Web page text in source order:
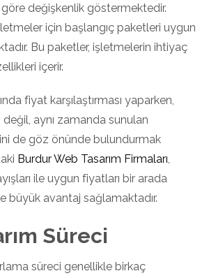
değişkenlik göstermektedir.
için başlangıç paketleri uygun
Bu paketler, işletmelerin ihtiyaç
içerir.
fiyat karşılaştırması yaparken,
aynı zamanda sunulan
de göz önünde bulundurmak
Burdur Web Tasarım Firmaları
ile uygun fiyatları bir arada
büyük avantaj sağlamaktadır.
Süreci
süreci genellikle birkaç